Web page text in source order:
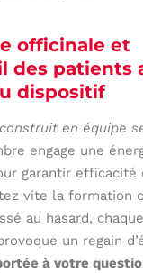
officinale et
des patients
dispositif
en équipe
engage une
garantir efficacité
vite la formation
au hasard,
un regain
à votre